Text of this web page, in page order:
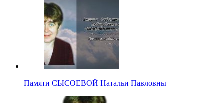
Памяти СЫСОЕВОЙ Натальи Павловны